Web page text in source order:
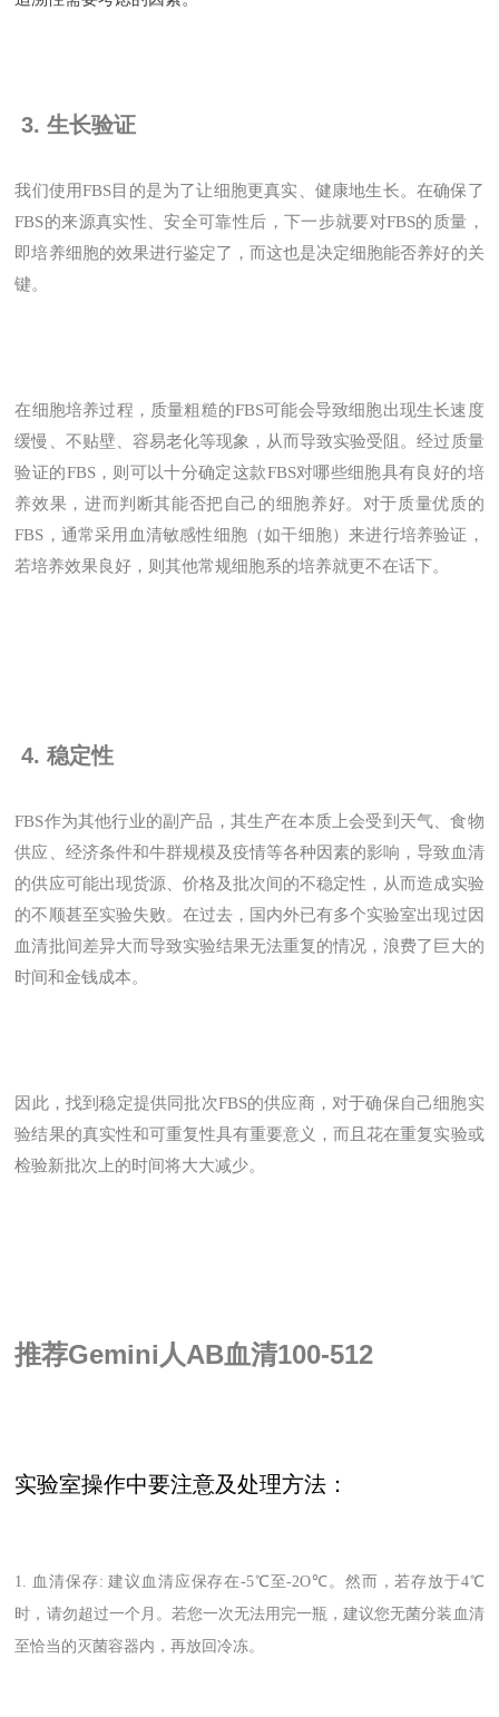
3. 生长验证
我们使用FBS目的是为了让细胞更真实、健康地生长。在确保了
FBS的来源真实性、安全可靠性后，下一步就要对FBS的质量，
即培养细胞的效果进行鉴定了，而这也是决定细胞能否养好的关
键。
在细胞培养过程，质量粗糙的FBS可能会导致细胞出现生长速度
缓慢、不贴壁、容易老化等现象，从而导致实验受阻。经过质量
验证的FBS，则可以十分确定这款FBS对哪些细胞具有良好的培
养效果，进而判断其能否把自己的细胞养好。对于质量优质的
FBS，通常采用血清敏感性细胞（如干细胞）来进行培养验证，
若培养效果良好，则其他常规细胞系的培养就更不在话下。
4. 稳定性
FBS作为其他行业的副产品，其生产在本质上会受到天气、食物
供应、经济条件和牛群规模及疫情等各种因素的影响，导致血清
的供应可能出现货源、价格及批次间的不稳定性，从而造成实验
的不顺甚至实验失败。在过去，国内外已有多个实验室出现过因
血清批间差异大而导致实验结果无法重复的情况，浪费了巨大的
时间和金钱成本。
因此，找到稳定提供同批次FBS的供应商，对于确保自己细胞实
验结果的真实性和可重复性具有重要意义，而且花在重复实验或
检验新批次上的时间将大大减少。
推荐Gemini人AB血清100-512
实验室操作中要注意及处理方法：
1. 血清保存: 建议血清应保存在-5℃至-2O℃。然而，若存放于4℃
时，请勿超过一个月。若您一次无法用完一瓶，建议您无菌分装血清
至恰当的灭菌容器内，再放回冷冻。